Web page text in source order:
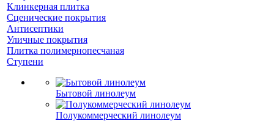
Клинкерная плитка
Сценические покрытия
Антисептики
Уличные покрытия
Плитка полимернопесчаная
Ступени
Бытовой линолеум
Полукоммерческий линолеум